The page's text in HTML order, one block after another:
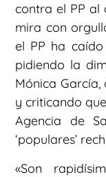
contra el PP al
mira con
el PP ha
pidiendo la
Mónica García,
y criticando
Agencia de
‘populares’
«Son